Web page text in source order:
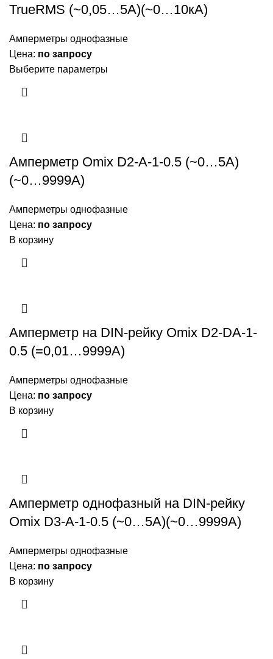
TrueRMS (~0,05…5А)(~0…10кА)
Амперметры однофазные
Цена: по запросу
Выберите параметры
Амперметр Omix D2-A-1-0.5 (~0…5А)
(~0…9999А)
Амперметры однофазные
Цена: по запросу
В корзину
Амперметр на DIN-рейку Omix D2-DA-1-
0.5 (=0,01…9999А)
Амперметры однофазные
Цена: по запросу
В корзину
Амперметр однофазный на DIN-рейку
Omix D3-A-1-0.5 (~0…5А)(~0…9999А)
Амперметры однофазные
Цена: по запросу
В корзину